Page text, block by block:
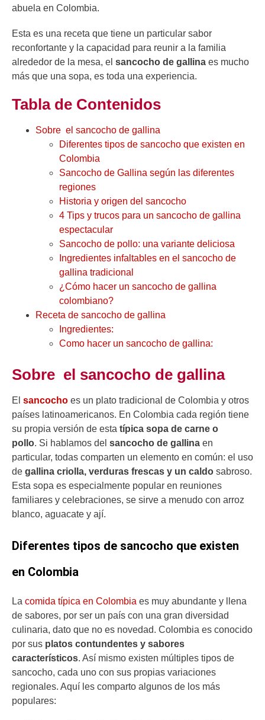
abuela en Colombia.
Esta es una receta que tiene un particular sabor
reconfortante y la capacidad para reunir a la familia
alrededor de la mesa, el sancocho de gallina es mucho
más que una sopa, es toda una experiencia.
Tabla de Contenidos
Sobre el sancocho de gallina
Diferentes tipos de sancocho que existen en
Colombia
Sancocho de Gallina según las diferentes
regiones
Historia y origen del sancocho
4 Tips y trucos para un sancocho de gallina
espectacular
Sancocho de pollo: una variante deliciosa
Ingredientes infaltables en el sancocho de
gallina tradicional
¿Cómo hacer un sancocho de gallina
colombiano?
Receta de sancocho de gallina
Ingredientes:
Como hacer un sancocho de gallina:
Sobre el sancocho de gallina
El sancocho es un plato tradicional de Colombia y otros
países latinoamericanos. En Colombia cada región tiene
su propia versión de esta típica sopa de carne o
pollo. Si hablamos del sancocho de gallina en
particular, todas comparten un elemento en común: el uso
de gallina criolla, verduras frescas y un caldo sabroso.
Esta sopa es especialmente popular en reuniones
familiares y celebraciones, se sirve a menudo con arroz
blanco, aguacate y ají.
Diferentes tipos de sancocho que existen
en Colombia
La comida típica en Colombia es muy abundante y llena
de sabores, por ser un país con una gran diversidad
culinaria, dato que no es novedad. Colombia es conocido
por sus platos contundentes y sabores
característicos. Así mismo existen múltiples tipos de
sancocho, cada uno con sus propias variaciones
regionales. Aquí les comparto algunos de los más
populares: